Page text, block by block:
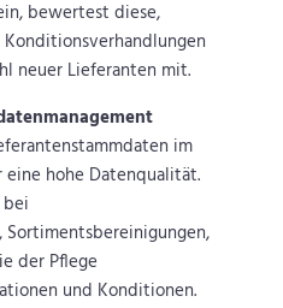
bewertest diese,
neuer Lieferanten mit.
im
eine hohe Datenqualität.
der Pflege
und Konditionen.